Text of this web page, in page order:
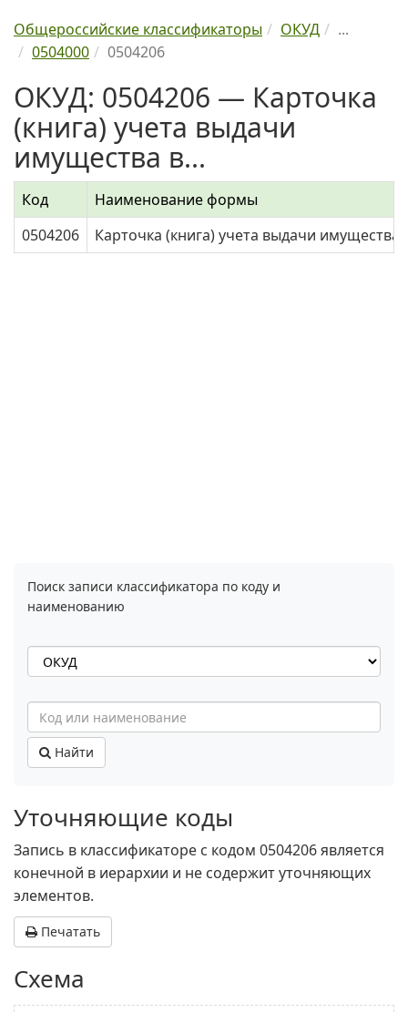
Общероссийские классификаторы ОКУД
...
0504000
0504206
ОКУД: 0504206 — Карточка
(книга) учета выдачи
имущества в...
Код
Наименование формы
0504206
Карточка (книга) учета выдачи имущества
Поиск записи классификатора по коду и
наименованию
Найти
Уточняющие коды
Запись в классификаторе с кодом 0504206 является
конечной в иерархии и не содержит уточняющих
элементов.
Печатать
Схема